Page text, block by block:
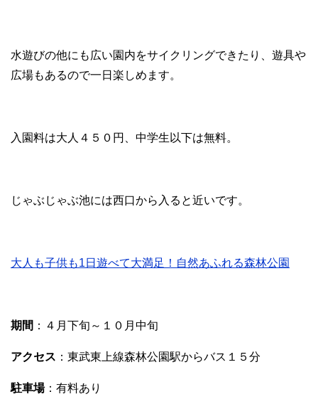
水遊びの他にも広い園内をサイクリングできたり、遊具や
広場もあるので一日楽しめます。
入園料は大人４５０円、中学生以下は無料。
じゃぶじゃぶ池には西口から入ると近いです。
大人も子供も1日遊べて大満足！自然あふれる森林公園
期間 ：４月下旬～１０月中旬
アクセス ：東武東上線森林公園駅からバス１５分
駐車場：有料あり